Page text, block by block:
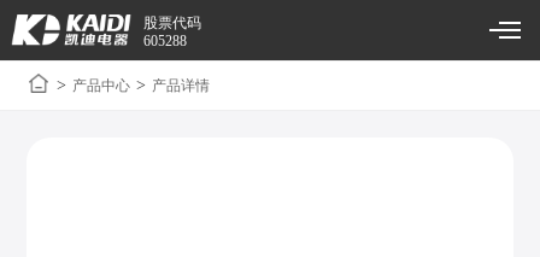
股票代码
605288
> 产品中心 > 产品详情